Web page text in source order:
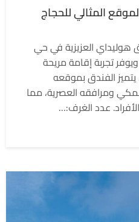
المثالي للحجاج
هوليداي العزيزية في حي
تجربة إقامة مريحة
الفندق بموقعه
ومرافقه العصرية، مما
عدد الغرف:…